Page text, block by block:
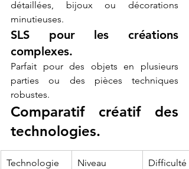
détaillées, bijoux ou décorations
minutieuses.
SLS pour les créations
complexes.
Parfait pour des objets en plusieurs
parties ou des pièces techniques
robustes.
Comparatif créatif des
technologies.
Technologie
Niveau
Difficulté